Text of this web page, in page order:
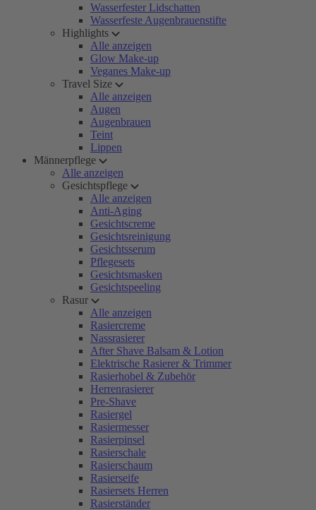
Wasserfester Lidschatten
Wasserfeste Augenbrauenstifte
Highlights
Alle anzeigen
Glow Make-up
Veganes Make-up
Travel Size
Alle anzeigen
Augen
Augenbrauen
Teint
Lippen
Männerpflege
Alle anzeigen
Gesichtspflege
Alle anzeigen
Anti-Aging
Gesichtscreme
Gesichtsreinigung
Gesichtsserum
Pflegesets
Gesichtsmasken
Gesichtspeeling
Rasur
Alle anzeigen
Rasiercreme
Nassrasierer
After Shave Balsam & Lotion
Elektrische Rasierer & Trimmer
Rasierhobel & Zubehör
Herrenrasierer
Pre-Shave
Rasiergel
Rasiermesser
Rasierpinsel
Rasierschale
Rasierschaum
Rasierseife
Rasiersets Herren
Rasierständer